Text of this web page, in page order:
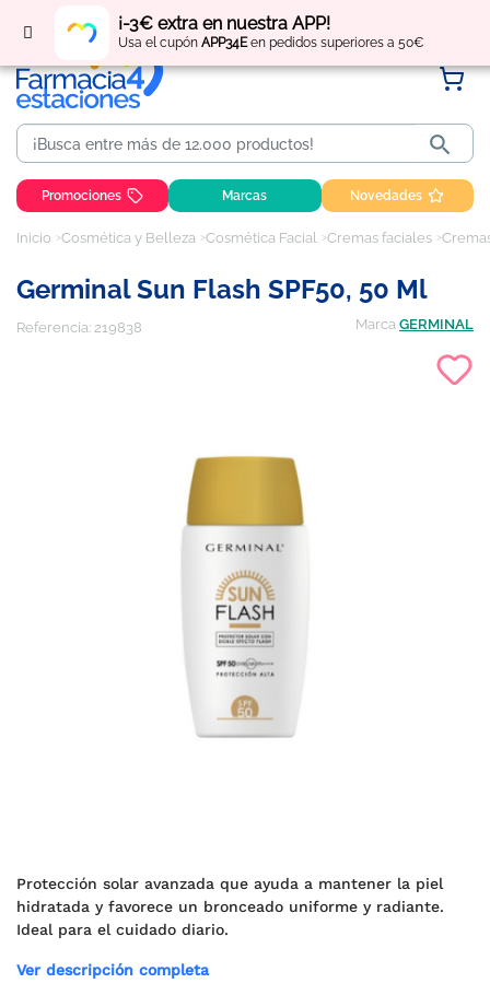
¡-3€ extra en nuestra APP!
Usa el cupón APP34Een pedidos superiores a 50€
Regístratey obtén puntos por tus compras

Promociones Marcas Novedades
Inicio Cosmética y Belleza Cosmética Facial Cremas faciales
Germinal Sun Flash SPF50, 50 Ml
Referencia: 219838 Marca GERMINAL
Protección solar avanzada que ayuda a mantener la piel
hidratada y favorece un bronceado uniforme y radiante.
Ideal para el cuidado diario.
Ver descripción completa